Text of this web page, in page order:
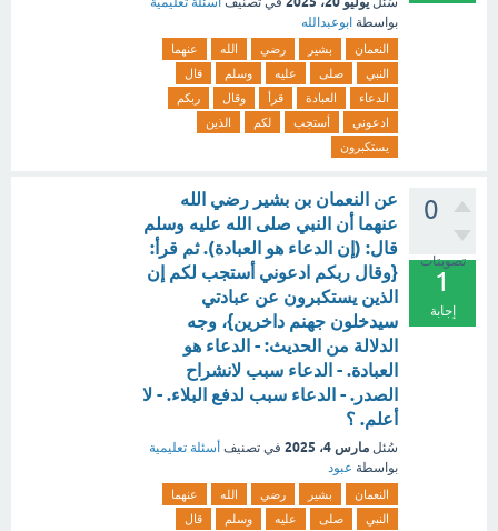
بواسطة ابوعبدالله
النعمان بشير رضي الله
عنهما
النبي
صلى عليه وسلم
قال
الدعاء
العبادة قرأ وقال
ربكم
ادعوني
أستجب لكم
الذين
يستكبرون
0
تصويتات
1
إجابة
عن النعمان بن بشير رضي الله
عنهما أن النبي صلى الله عليه وسلم
قال: (إن الدعاء هو العبادة). ثم قرأ:
{وقال ربكم ادعوني أستجب لكم إن
الذين يستكبرون عن عبادتي
سيدخلون جهنم داخرين}، وجه
الدلالة من الحديث: - الدعاء هو
العبادة. - الدعاء سبب لانشراح
الصدر. - الدعاء سبب لدفع البلاء. - لا
أعلم. ؟
سُئل مارس 4، 2025 في تصنيف أسئلة تعليمية
بواسطة عبود
النعمان بشير رضي الله
عنهما
النبي
صلى عليه وسلم
قال